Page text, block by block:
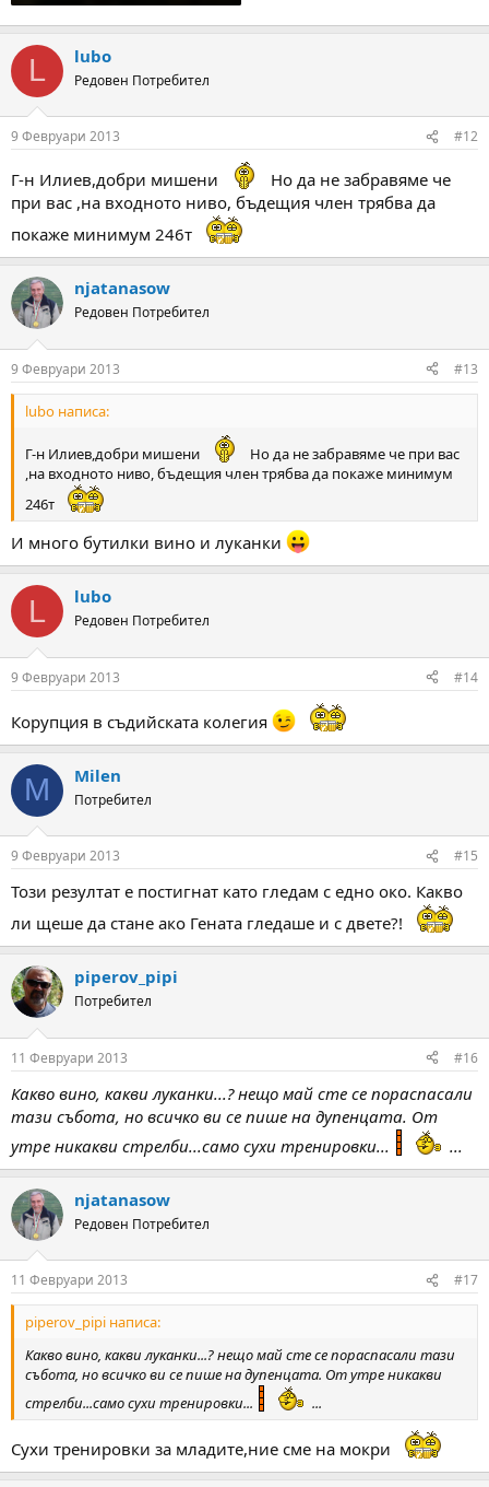
L lubo
Редовен Потребител
9 Февруари 2013 #12
Г-н Илиев,добри мишени
Но да не забравяме че
при вас ,на входното ниво, бъдещия член трябва да
покаже минимум 246т
njatanasow
Редовен Потребител
9 Февруари 2013 #13
lubo написа:
Г-н Илиев,добри мишени
Но да не забравяме че при вас
,на входното ниво, бъдещия член трябва да покаже минимум
246т
И много бутилки вино и луканки
L lubo
Редовен Потребител
9 Февруари 2013 #14
Корупция в съдийската колегия
M Milen
Потребител
9 Февруари 2013 #15
Този резултат е постигнат като гледам с едно око. Какво
ли щеше да стане ако Гената гледаше и с двете?!
piperov_pipi
Потребител
11 Февруари 2013 #16
Какво вино, какви луканки...? нещо май сте се пораспасали
тази събота, но всичко ви се пише на дупенцата. От
утре никакви стрелби...само сухи тренировки...
...
njatanasow
Редовен Потребител
11 Февруари 2013 #17
piperov_pipi написа:
Какво вино, какви луканки...? нещо май сте се пораспасали тази
събота, но всичко ви се пише на дупенцата. От утре никакви
стрелби...само сухи тренировки...
...
Сухи тренировки за младите,ние сме на мокри